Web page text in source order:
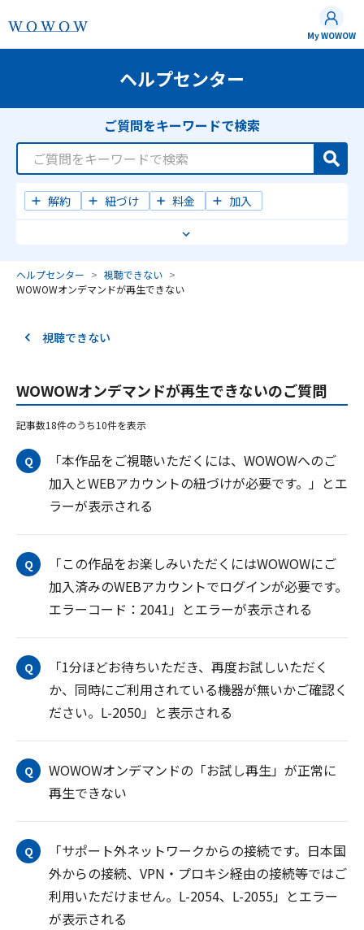
My WOWOW
ご質問をキーワードで検索
解約 紐づけ 料金
加入
録画
ヘルプセンター
視聴できない
WOWOWオンデマンドが再生できない
視聴できない
WOWOWオンデマンドが再生できないのご質問
記事数18件のうち10件を表示
Q
「本作品をご視聴いただくには、WOWOWへのご
加入とWEBアカウントの紐づけが必要です。」とエ
ラーが表示される
Q
「この作品をお楽しみいただくにはWOWOWにご
加入済みのWEBアカウントでログインが必要です。
エラーコード：2041」とエラーが表示される
Q
「1分ほどお待ちいただき、再度お試しいただく
か、同時にご利用されている機器が無いかご確認く
ださい。L-2050」と表示される
Q
WOWOWオンデマンドの「お試し再生」が正常に
再生できない
Q
「サポート外ネットワークからの接続です。日本国
外からの接続、VPN・プロキシ経由の接続等ではご
利用いただけません。L-2054、L-2055」とエラー
が表示される